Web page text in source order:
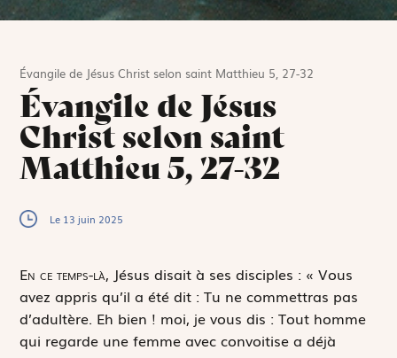
Évangile de Jésus Christ selon saint Matthieu 5, 27-32
Évangile de Jésus
Christ selon saint
Matthieu 5, 27-32
Le 13 juin 2025
En ce temps-là, Jésus disait à ses disciples : « Vous
avez appris qu’il a été dit :Tu ne commettras pas
d’adultère. Eh bien ! moi, je vous dis : Tout homme
qui regarde une femme avec convoitise a déjà